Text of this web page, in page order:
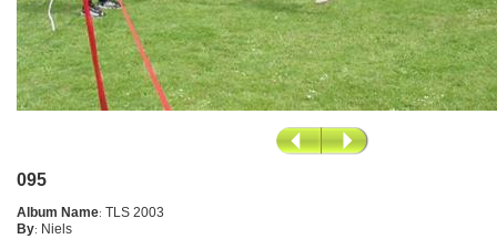
095
Album Name: TLS 2003
By: Niels